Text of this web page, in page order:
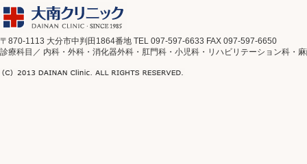
〒870-1113 大分市中判田1864番地 TEL 097-597-6633 FAX 097-597-6650
診療科目／ 内科・外科・消化器外科・肛門科・小児科・リハビリテーション科・